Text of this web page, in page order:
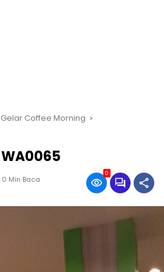
Gelar Coffee Morning
0 Min Baca
0